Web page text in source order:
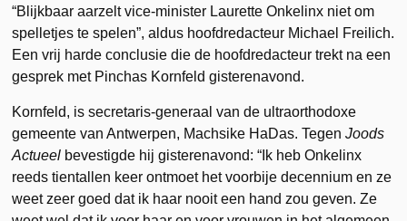
“Blijkbaar aarzelt vice-minister Laurette Onkelinx niet om
spelletjes te spelen”, aldus hoofdredacteur Michael Freilich.
Een vrij harde conclusie die de hoofdredacteur trekt na een
gesprek met Pinchas Kornfeld gisterenavond.
Kornfeld, is secretaris-generaal van de ultraorthodoxe
gemeente van Antwerpen, Machsike HaDas. TegenJoods
Actueel bevestigde hij gisterenavond: “Ik heb Onkelinx
reeds tientallen keer ontmoet het voorbije decennium en ze
weet zeer goed dat ik haar nooit een hand zou geven. Ze